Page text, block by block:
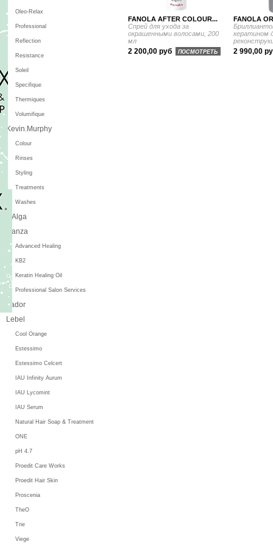
FANOLA AFTER COLOUR...
Спрей для ухода за
окрашенными волосами, 200
мл
2 200,00 руб ПОСМОТРЕТЬ
FANOLA
кератином
2 990,00
Oleo-Relax
Professional
Reflection
Resistance
Soleil
Specifique
Thermiques
Volumifique
Kevin.Murphy
Colour
Rinses
Styling
Treatments
Washes
L'Alga
L'anza
Advanced Healing
KB2
Keratin Healing Oil
Professional Salon Services
Lador
Lebel
Cool Orange
Estessimo
Estessimo Celcert
IAU Infinity Aurum
IAU Lycomint
IAU Serum
Natural Hair Soap & Treatment
ONE
pH 4.7
Proedit Care Works
Proedit Hair Skin
Proscenia
TheO
Trie
Viege